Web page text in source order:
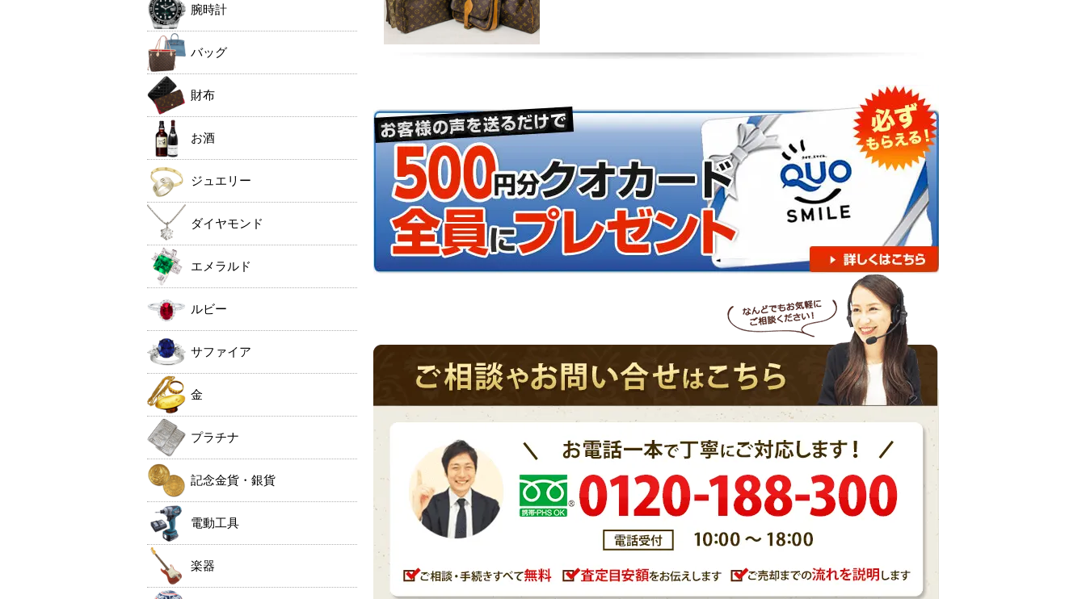
腕時計
バッグ
財布
お酒
ジュエリー
ダイヤモンド
エメラルド
ルビー
サファイア
金
プラチナ
記念金貨・銀貨
電動工具
楽器